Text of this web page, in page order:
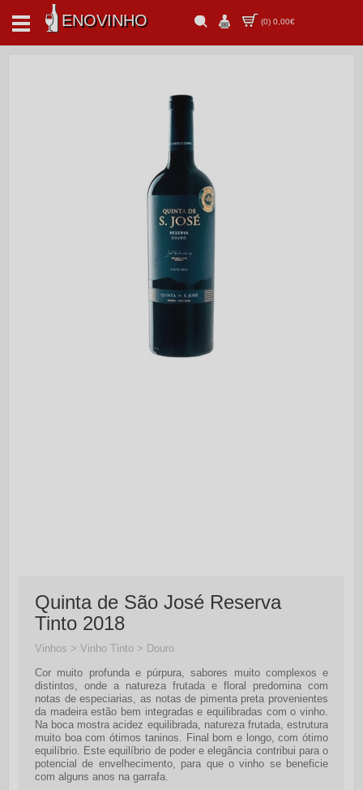
ENOVINHO (0) 0,00€
Quinta de São José Reserva
Tinto 2018
Vinhos > Vinho Tinto > Douro
Cor muito profunda e púrpura, sabores muito complexos e
distintos, onde a natureza frutada e floral predomina com
notas de especiarias, as notas de pimenta preta provenientes
da madeira estão bem integradas e equilibradas com o vinho.
Na boca mostra acidez equilibrada, natureza frutada, estrutura
muito boa com ótimos taninos. Final bom e longo, com ótimo
equilíbrio. Este equilíbrio de poder e elegância contribui para o
potencial de envelhecimento, para que o vinho se beneficie
com alguns anos na garrafa.